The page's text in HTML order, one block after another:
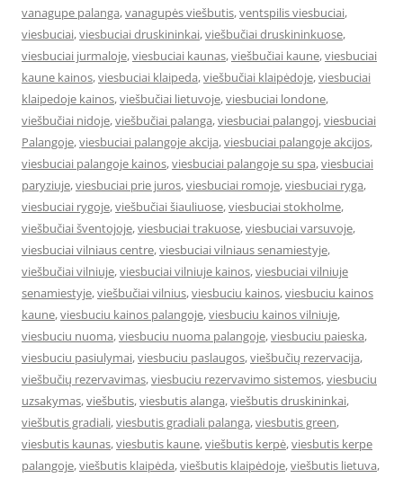
vanagupe palanga,vanagupės viešbutis,ventspilis viesbuciai,
viesbuciai,viesbuciai druskininkai,viešbučiai druskininkuose,
viesbuciai jurmaloje,viesbuciai kaunas,viešbučiai kaune,viesbuciai
kaune kainos,viesbuciai klaipeda,viešbučiai klaipėdoje,viesbuciai
klaipedoje kainos,viešbučiai lietuvoje,viesbuciai londone,
viešbučiai nidoje,viešbučiai palanga,viesbuciai palangoj,viesbuciai
Palangoje,viesbuciai palangoje akcija,viesbuciai palangoje akcijos,
viesbuciai palangoje kainos,viesbuciai palangoje su spa,viesbuciai
paryziuje,viesbuciai prie juros,viesbuciai romoje,viesbuciai ryga,
viesbuciai rygoje,viešbučiai šiauliuose,viesbuciai stokholme,
viešbučiai šventojoje,viesbuciai trakuose,viesbuciai varsuvoje,
viesbuciai vilniaus centre,viesbuciai vilniaus senamiestyje,
viešbučiai vilniuje,viesbuciai vilniuje kainos,viesbuciai vilniuje
senamiestyje,viešbučiai vilnius,viesbuciu kainos,viesbuciu kainos
kaune,viesbuciu kainos palangoje,viesbuciu kainos vilniuje,
viesbuciu nuoma,viesbuciu nuoma palangoje,viesbuciu paieska,
viesbuciu pasiulymai,viesbuciu paslaugos,viešbučių rezervacija,
viešbučių rezervavimas,viesbuciu rezervavimo sistemos,viesbuciu
uzsakymas,viešbutis,viesbutis alanga,viešbutis druskininkai,
viešbutis gradiali,viesbutis gradiali palanga,viesbutis green,
viesbutis kaunas,viesbutis kaune,viešbutis kerpė,viesbutis kerpe
palangoje,viešbutis klaipėda,viešbutis klaipėdoje,viešbutis lietuva,